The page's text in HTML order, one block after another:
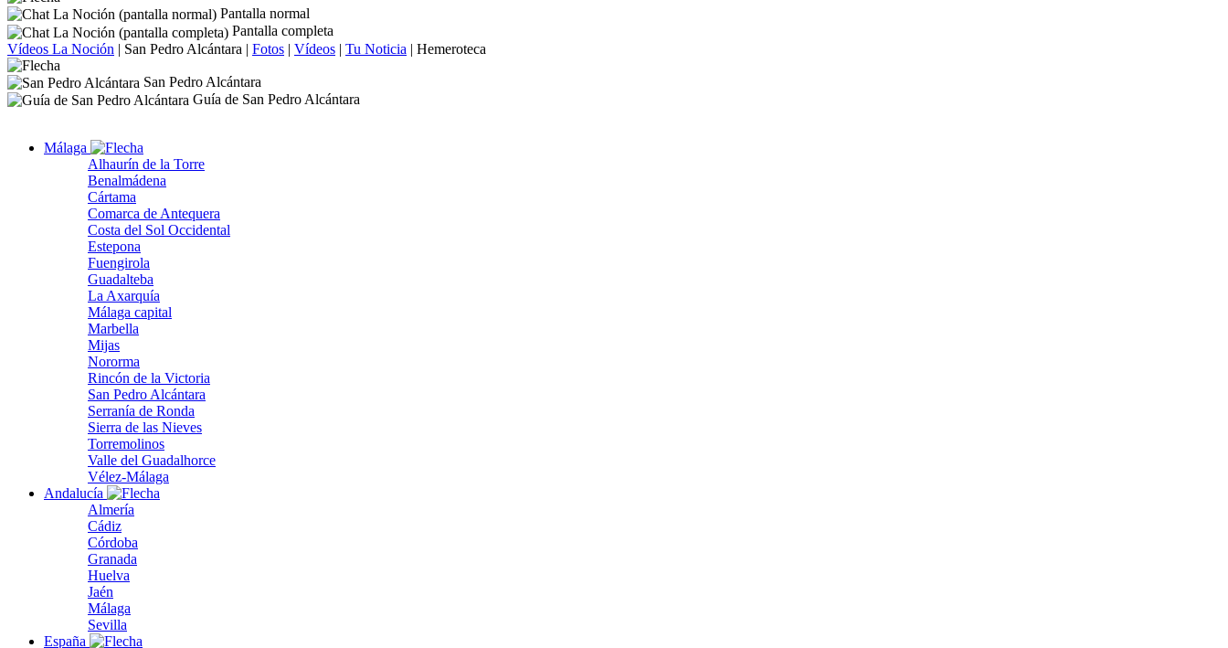
Pantalla normal
Pantalla completa
Vídeos La Noción | San Pedro Alcántara | Fotos | Vídeos | Tu Noticia | Hemeroteca
San Pedro Alcántara
Guía de San Pedro Alcántara
Málaga
Alhaurín de la Torre
Benalmádena
Cártama
Comarca de Antequera
Costa del Sol Occidental
Estepona
Fuengirola
Guadalteba
La Axarquía
Málaga capital
Marbella
Mijas
Nororma
Rincón de la Victoria
San Pedro Alcántara
Serranía de Ronda
Sierra de las Nieves
Torremolinos
Valle del Guadalhorce
Vélez-Málaga
Andalucía
Almería
Cádiz
Córdoba
Granada
Huelva
Jaén
Málaga
Sevilla
España